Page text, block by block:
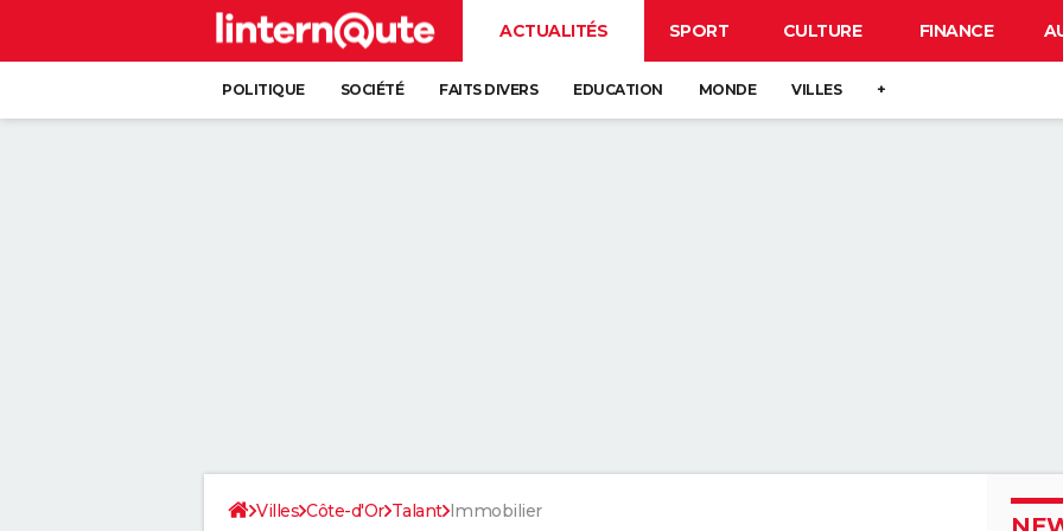
ACTUALITÉS SPORT CULTURE FINANCE
POLITIQUE SOCIÉTÉ FAITS DIVERS EDUCATION MONDE VILLES +
Villes Côte-d'Or Talant Immobilier